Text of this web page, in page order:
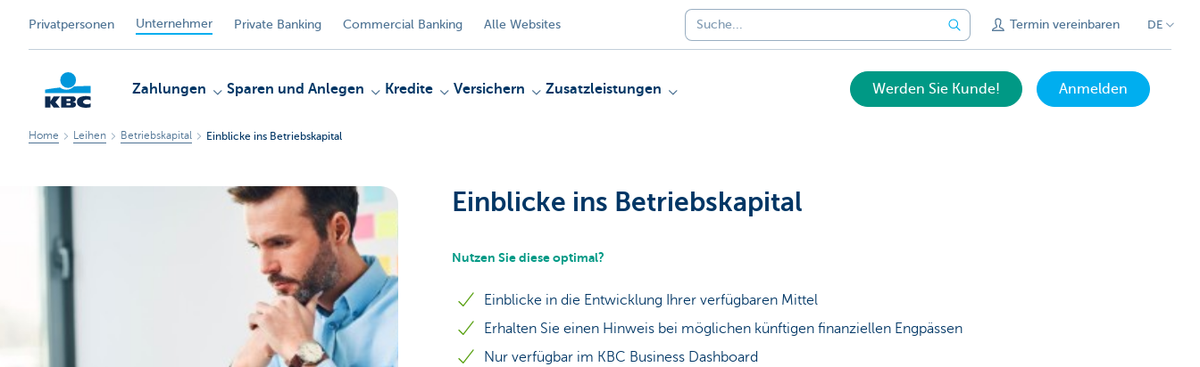
Privatpersonen Unternehmer Private Banking Commercial Banking Alle Websites Termin vereinbaren DE
KBC
Zahlungen Sparen und Anlegen Kredite Versichern Zusatzleistungen Werden Sie Kunde! Anmelden
Home Leihen Betriebskapital Einblicke ins Betriebskapital
Einblicke ins Betriebskapital
Nutzen Sie diese optimal?
Einblicke in die Entwicklung Ihrer verfügbaren Mittel
Erhalten Sie einen Hinweis bei möglichen künftigen finanziellen Engpässen
Nur verfügbar im KBC Business Dashboard